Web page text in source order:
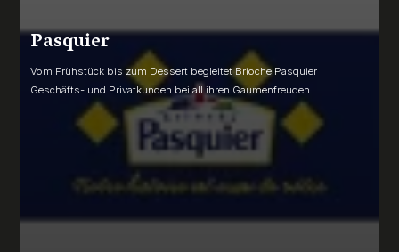
Pasquier
Vom Frühstück bis zum Dessert begleitet Brioche Pasquier
Geschäfts- und Privatkunden bei all ihren Gaumenfreuden.